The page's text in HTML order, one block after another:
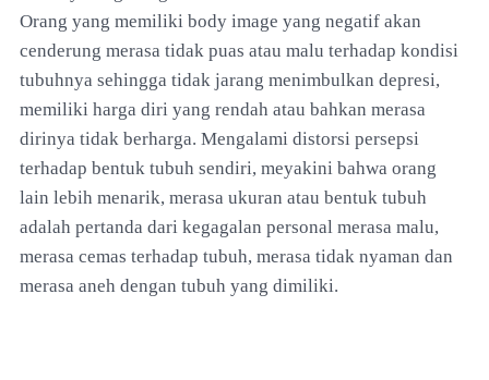
Orang yang memiliki body image yang negatif akan
cenderung merasa tidak puas atau malu terhadap kondisi
tubuhnya sehingga tidak jarang menimbulkan depresi,
memiliki harga diri yang rendah atau bahkan merasa
dirinya tidak berharga. Mengalami distorsi persepsi
terhadap bentuk tubuh sendiri, meyakini bahwa orang
lain lebih menarik, merasa ukuran atau bentuk tubuh
adalah pertanda dari kegagalan personal merasa malu,
merasa cemas terhadap tubuh, merasa tidak nyaman dan
merasa aneh dengan tubuh yang dimiliki.